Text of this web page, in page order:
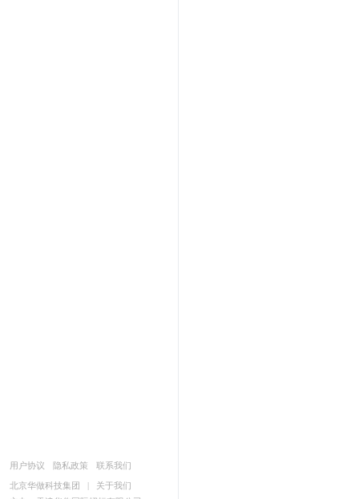
用户协议 隐私政策 联系我们
北京华做科技集团 |
关于我们